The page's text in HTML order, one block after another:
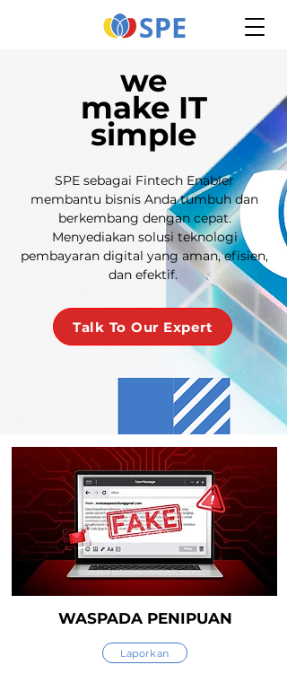
we
make IT
simple
SPE sebagai Fintech Enabler
membantu bisnis Anda tumbuh dan
berkembang dengan cepat.
Menyediakan solusi teknologi
pembayaran digital yang aman, efisien,
dan efektif.
Talk To Our Expert
WASPADA PENIPUAN
Laporkan